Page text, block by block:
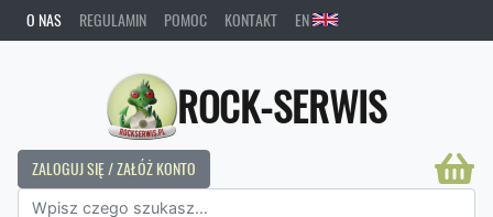
O NAS REGULAMIN POMOC KONTAKT EN
ROCK-SERWIS
ZALOGUJ SIĘ / ZAŁÓŻ KONTO